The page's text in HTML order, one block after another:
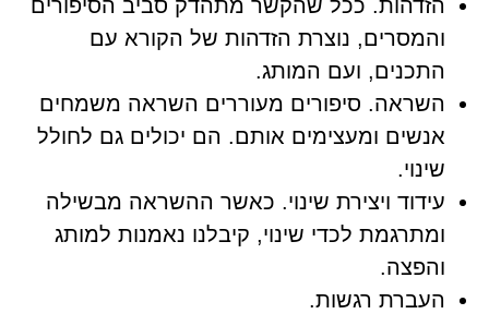
הזדהות. ככל שהקשר מתהדק סביב הסיפורים
והמסרים, נוצרת הזדהות של הקורא עם
התכנים, ועם המותג.
השראה. סיפורים מעוררים השראה משמחים
אנשים ומעצימים אותם. הם יכולים גם לחולל
שינוי.
עידוד ויצירת שינוי. כאשר ההשראה מבשילה
ומתרגמת לכדי שינוי, קיבלנו נאמנות למותג
והפצה.
העברת רגשות.